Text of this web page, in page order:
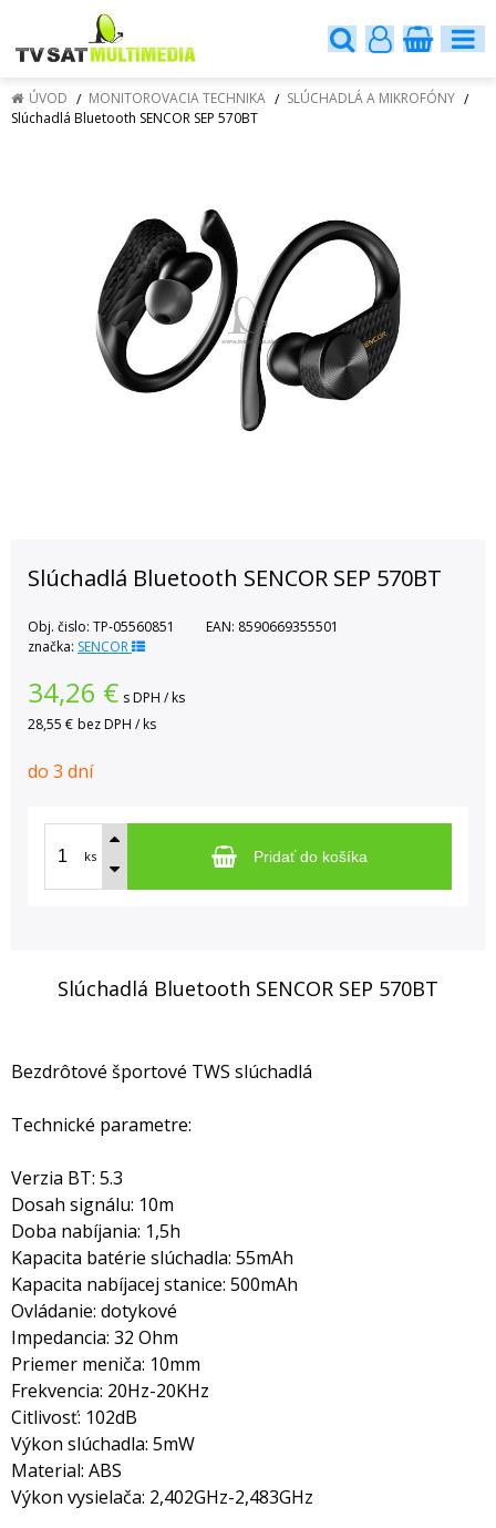
ÚVOD MONITOROVACIA TECHNIKA
SLÚCHADLÁ A MIKROFÓNY
Slúchadlá Bluetooth SENCOR SEP 570BT
Slúchadlá Bluetooth SENCOR SEP 570BT
Obj. čislo: TP-05560851 EAN: 8590669355501
značka: SENCOR
34,26 € s DPH / ks
28,55 € bez DPH / ks
do 3 dní
ks Pridať do košíka
Slúchadlá Bluetooth SENCOR SEP 570BT
Bezdrôtové športové TWS slúchadlá
Technické parametre:
Verzia BT: 5.3
Dosah signálu: 10m
Doba nabíjania: 1,5h
Kapacita batérie slúchadla: 55mAh
Kapacita nabíjacej stanice: 500mAh
Ovládanie: dotykové
Impedancia: 32 Ohm
Priemer meniča: 10mm
Frekvencia: 20Hz-20KHz
Citlivosť: 102dB
Výkon slúchadla: 5mW
Material: ABS
Výkon vysielača: 2,402GHz-2,483GHz